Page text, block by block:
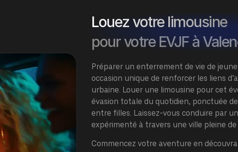
Louez votre limousine
pour votre EVJF à
Préparer un enterrement de vie de
occasion unique de renforcer les liens
urbaine. Louer une limousine pour cet
évasion totale du quotidien, ponctuée
entre filles. Laissez-vous conduire par un
expérimenté à travers une ville pleine
Commencez votre aventure en